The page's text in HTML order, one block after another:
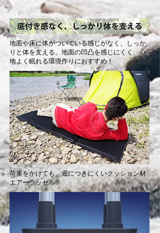
地面や床に体がついている感じがなく、しっか
りと体を支える。地面の凹凸を感じにくく、心
地よく眠れる環境作りにおすすめ！
荷重をかけても、底につきにくいクッション材
エアーラッセル®